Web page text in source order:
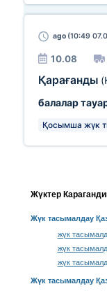
ago (10:49
10.08
Қарағанды
балалар
Қосымша жүк
Жүктер
Жүк тасымалдау
жүк
жүк
жүк
Жүк тасымалдау